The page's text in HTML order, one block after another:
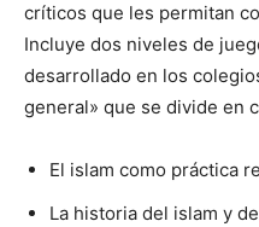
críticos que les permitan
Incluye dos niveles de
desarrollado en los
general» que se divide en
El islam como práctica
La historia del islam y